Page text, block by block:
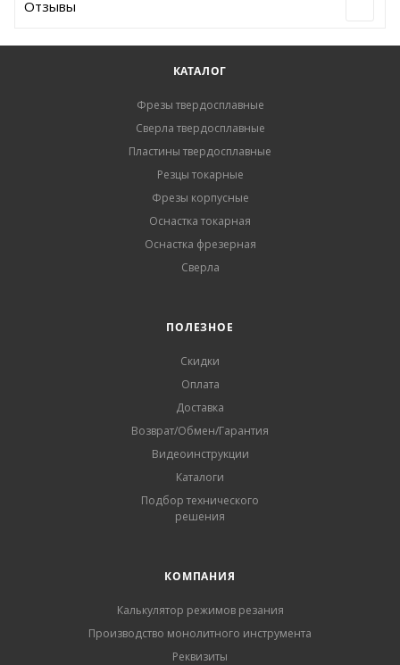
Отзывы
КАТАЛОГ
Фрезы твердосплавные
Сверла твердосплавные
Пластины твердосплавные
Резцы токарные
Фрезы корпусные
Оснастка токарная
Оснастка фрезерная
Сверла
ПОЛЕЗНОЕ
Скидки
Оплата
Доставка
Возврат/Обмен/Гарантия
Видеоинструкции
Каталоги
Подбор технического
решения
КОМПАНИЯ
Калькулятор режимов резания
Производство монолитного инструмента
Реквизиты